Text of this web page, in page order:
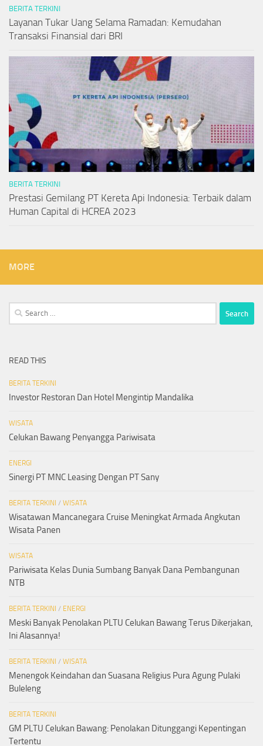
BERITA TERKINI
Layanan Tukar Uang Selama Ramadan: Kemudahan
Transaksi Finansial dari BRI
BERITA TERKINI
Prestasi Gemilang PT Kereta Api Indonesia: Terbaik dalam
Human Capital di HCREA 2023
MORE
Search
for:
READ THIS
BERITA TERKINI
Investor Restoran Dan Hotel Mengintip Mandalika
WISATA
Celukan Bawang Penyangga Pariwisata
ENERGI
Sinergi PT MNC Leasing Dengan PT Sany
BERITA TERKINI / WISATA
Wisatawan Mancanegara Cruise Meningkat Armada Angkutan
Wisata Panen
WISATA
Pariwisata Kelas Dunia Sumbang Banyak Dana Pembangunan
NTB
BERITA TERKINI / ENERGI
Meski Banyak Penolakan PLTU Celukan Bawang Terus Dikerjakan,
Ini Alasannya!
BERITA TERKINI / WISATA
Menengok Keindahan dan Suasana Religius Pura Agung Pulaki
Buleleng
BERITA TERKINI
GM PLTU Celukan Bawang: Penolakan Ditunggangi Kepentingan
Tertentu